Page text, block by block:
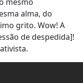
alma, do
grito. Wow! A
de despedida]!